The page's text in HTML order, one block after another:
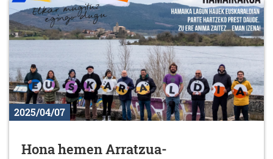
2025/04/07
Hona hemen Arratzua-